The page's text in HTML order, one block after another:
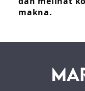
makna.